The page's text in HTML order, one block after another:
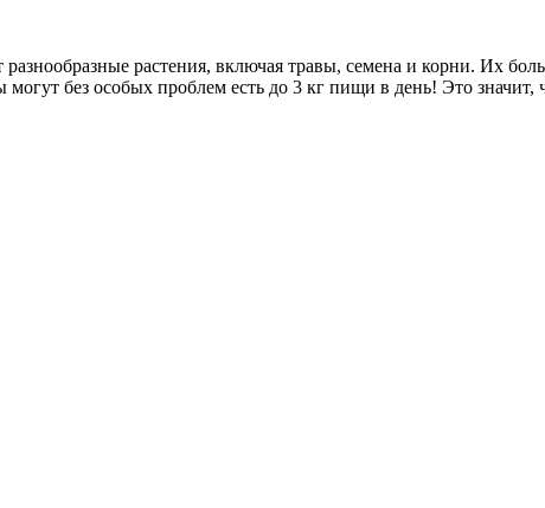
растения, включая травы, семена и корни. Их
могут без особых проблем есть до 3 кг пищи в день! Это